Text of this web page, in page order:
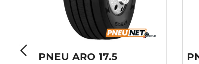
PNEU ARO 17.5